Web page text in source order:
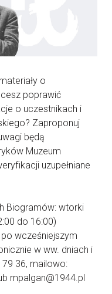
o
poprawić
o uczestnikach i
Zaproponuj
będą
Muzeum
uzupełniane
Biogramów: wtorki
do 16:00)
wcześniejszym
w ww. dniach i
36, mailowo:
mpalgan@1944.pl